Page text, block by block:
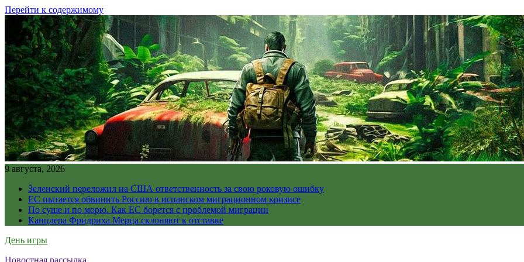
Перейти к содержимому
9 августа, 2026
Зеленский переложил на США ответственность за свою роковую ошибку
ЕС пытается обвинить Россию в испанском миграционном кризисе
По суше и по морю. Как ЕС борется с проблемой миграции
Канцлера Фридриха Мерца склоняют к отставке
День игры
Новостная рассылка